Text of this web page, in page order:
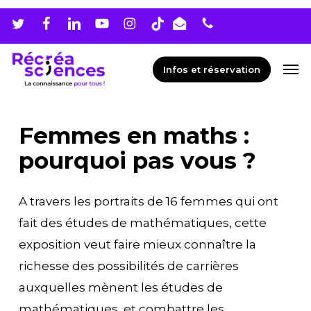
Skip
main
content
Infos et réservation
Femmes en maths :
pourquoi pas vous ?
A travers les portraits de 16 femmes qui ont
fait des études de mathématiques, cette
exposition veut faire mieux connaître la
richesse des possibilités de carrières
auxquelles mènent les études de
Menu